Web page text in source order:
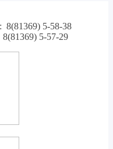
5-58-38
5-57-29